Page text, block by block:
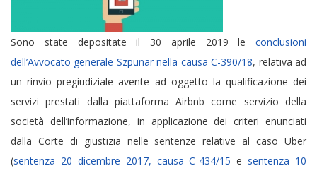
Sono state depositate il 30 aprile 2019 le conclusioni
dell’Avvocato generale Szpunar nella causa C-390/18, relativa ad
un rinvio pregiudiziale avente ad oggetto la qualificazione dei
servizi prestati dalla piattaforma Airbnb come servizio della
società dell’informazione, in applicazione dei criteri enunciati
dalla Corte di giustizia nelle sentenze relative al caso Uber
(sentenza 20 dicembre 2017, causa C-434/15 e sentenza 10